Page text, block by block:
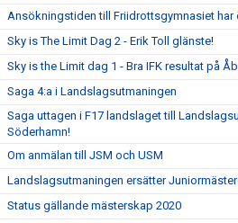
Ansökningstiden till Friidrottsgymnasiet har
Sky is The Limit Dag 2 - Erik Toll glänste!
Sky is the Limit dag 1 - Bra IFK resultat på
Saga 4:a i Landslagsutmaningen
Saga uttagen i F17 landslaget till
Söderhamn!
Om anmälan till JSM och USM
Landslagsutmaningen ersätter
Status gällande mästerskap 2020